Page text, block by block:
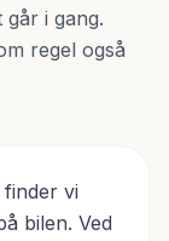
i gang.
regel også
vi
bilen. Ved